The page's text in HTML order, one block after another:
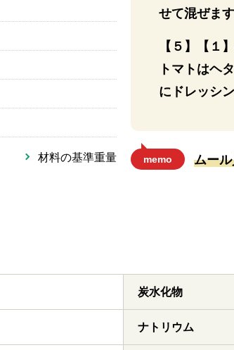
材料の基準重量
せて混ぜます
【５】【１
トマトはヘ
にドレッシ
memo ムー
炭水化物
ナトリウム